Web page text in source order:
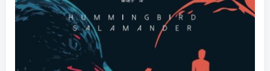
登录
没有账号？立即注册